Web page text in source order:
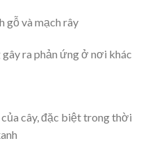
gỗ và mạch rây
ra phản ứng ở nơi khác
của cây, đặc biệt trong thời